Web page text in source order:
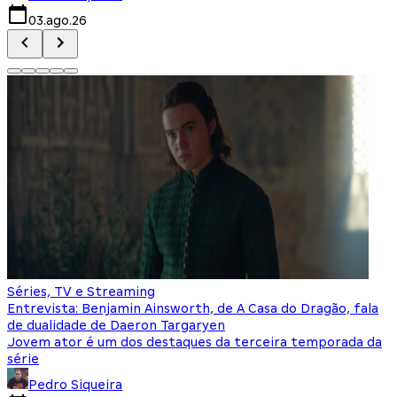
03.ago.26
Séries, TV e Streaming
Entrevista: Benjamin Ainsworth, de A Casa do Dragão, fala
de dualidade de Daeron Targaryen
Jovem ator é um dos destaques da terceira temporada da
série
Pedro Siqueira